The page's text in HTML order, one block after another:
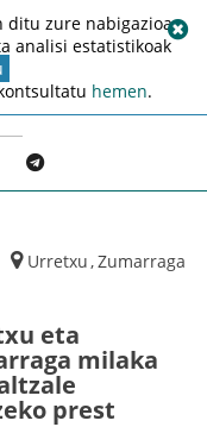
Urretxu,Zumarraga
eta
milaka
prest
ditu zure nabigazioa
analisi estatistikoak
hemen.